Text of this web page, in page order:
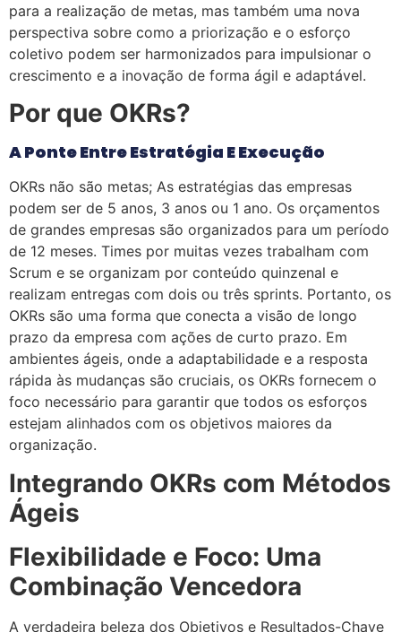
para a realização de metas, mas também uma nova
perspectiva sobre como a priorização e o esforço
coletivo podem ser harmonizados para impulsionar o
crescimento e a inovação de forma ágil e adaptável.
Por que OKRs?
A Ponte Entre Estratégia E Execução
OKRs não são metas; As estratégias das empresas
podem ser de 5 anos, 3 anos ou 1 ano. Os orçamentos
de grandes empresas são organizados para um período
de 12 meses. Times por muitas vezes trabalham com
Scrum e se organizam por conteúdo quinzenal e
realizam entregas com dois ou três sprints. Portanto, os
OKRs são uma forma que conecta a visão de longo
prazo da empresa com ações de curto prazo. Em
ambientes ágeis, onde a adaptabilidade e a resposta
rápida às mudanças são cruciais, os OKRs fornecem o
foco necessário para garantir que todos os esforços
estejam alinhados com os objetivos maiores da
organização.
Integrando OKRs com Métodos
Ágeis
Flexibilidade e Foco: Uma
Combinação Vencedora
A verdadeira beleza dos Objetivos e Resultados-Chave